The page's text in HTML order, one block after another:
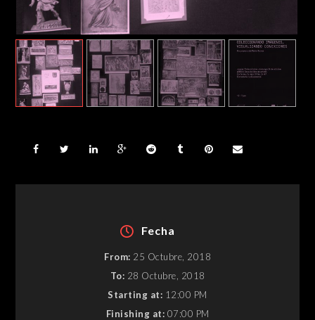
Fecha
From: 25 Octubre, 2018
To: 28 Octubre, 2018
Starting at: 12:00 PM
Finishing at: 07:00 PM